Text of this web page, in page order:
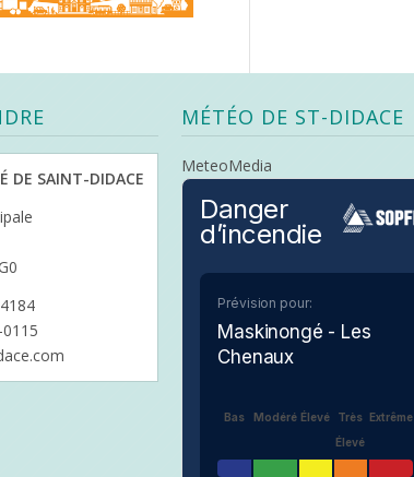
DE SAINT-DIDACE
MÉTÉO DE ST-DIDACE
MeteoMedia
Danger
d’incendie
Prévision pour:
Maskinongé - Les
Chenaux
Bas Modéré Élevé
Très
Élevé
Extrême